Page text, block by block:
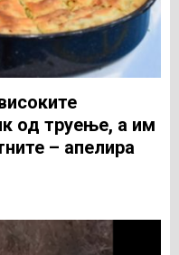
од труење, а им
– апелира